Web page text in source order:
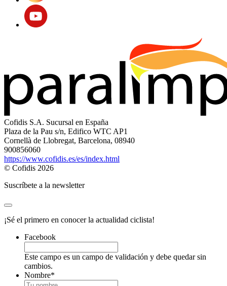
Cofidis S.A. Sucursal en España
Plaza de la Pau s/n, Edifico WTC AP1
Cornellà de Llobregat, Barcelona, 08940
900856060
https://www.cofidis.es/es/index.html
© Cofidis 2026
Suscríbete a la newsletter
¡Sé el primero en conocer la actualidad ciclista!
Facebook
Este campo es un campo de validación y debe quedar sin
cambios.
Nombre*